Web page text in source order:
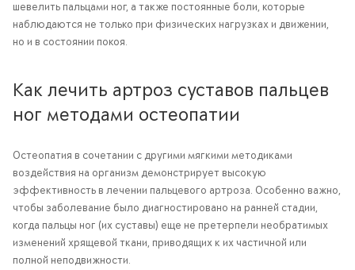
шевелить пальцами ног, а также постоянные боли, которые
наблюдаются не только при физических нагрузках и движении,
но и в состоянии покоя.
Как лечить артроз суставов пальцев
ног методами остеопатии
Остеопатия в сочетании с другими мягкими методиками
воздействия на организм демонстрирует высокую
эффективность в лечении пальцевого артроза. Особенно важно,
чтобы заболевание было диагностировано на ранней стадии,
когда пальцы ног (их суставы) еще не претерпели необратимых
изменений хрящевой ткани, приводящих к их частичной или
полной неподвижности.